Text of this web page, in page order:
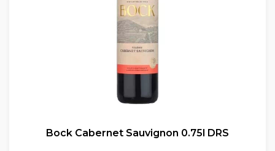
Bock Cabernet Sauvignon 0.75l DRS